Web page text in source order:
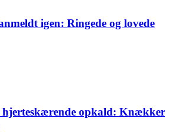
igen: Ringede og lovede
hjerteskærende opkald: Knækker